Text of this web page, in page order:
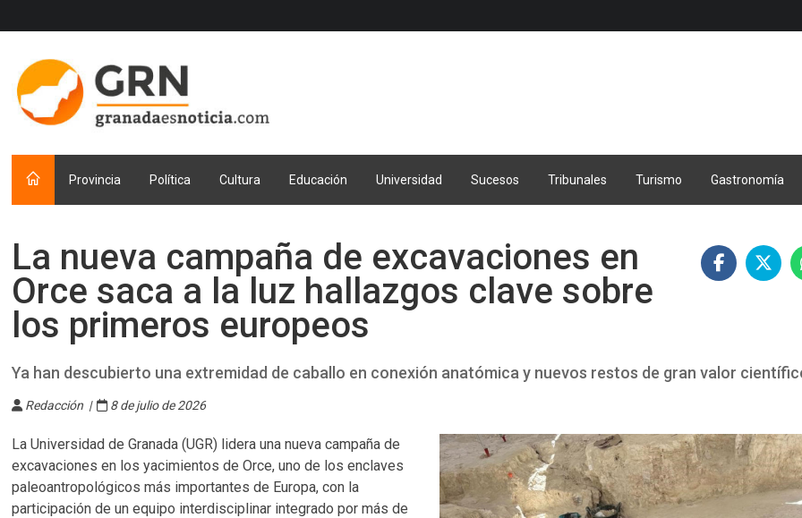
Provincia Política Cultura Educación Universidad Sucesos Tribunales Turismo Gastronomía
La nueva campaña de excavaciones en
Orce saca a la luz hallazgos clave sobre
los primeros europeos
Ya han descubierto una extremidad de caballo en conexión anatómica y nuevos restos de gran valor
Redacción | 8 de julio de 2026
La Universidad de Granada (UGR) lidera una nueva campaña de
excavaciones en los yacimientos de Orce, uno de los enclaves
paleoantropológicos más importantes de Europa, con la
participación de un equipo interdisciplinar integrado por más de